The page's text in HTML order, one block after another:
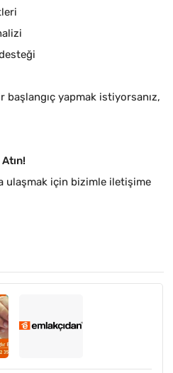
başlangıç yapmak istiyorsanız,
ulaşmak için bizimle iletişime